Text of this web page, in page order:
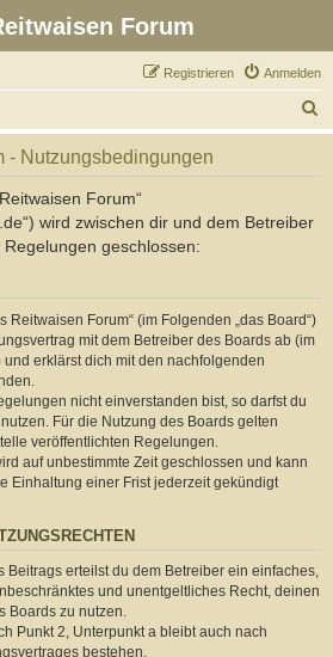
Forum
Anmelden
Registrieren
u
- Nutzungsbedingungen
Forum“
wird zwischen dir und dem Betreiber
geschlossen:
Reitwaisen Forum“ (im Folgenden „das Board“)
mit dem Betreiber des Boards ab (im
und erklärst dich mit den nachfolgenden
nicht einverstanden bist, so darfst du
Für die Nutzung des Boards gelten
veröffentlichten Regelungen.
auf unbestimmte Zeit geschlossen und kann
Einhaltung einer Frist jederzeit gekündigt
Beitrags erteilst du dem Betreiber ein einfaches,
und unentgeltliches Recht, deinen
Boards zu nutzen.
Punkt 2, Unterpunkt a bleibt auch nach
bestehen.